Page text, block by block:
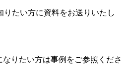
りたい方に資料をお送りいたし
りたい方は事例をご参照くださ